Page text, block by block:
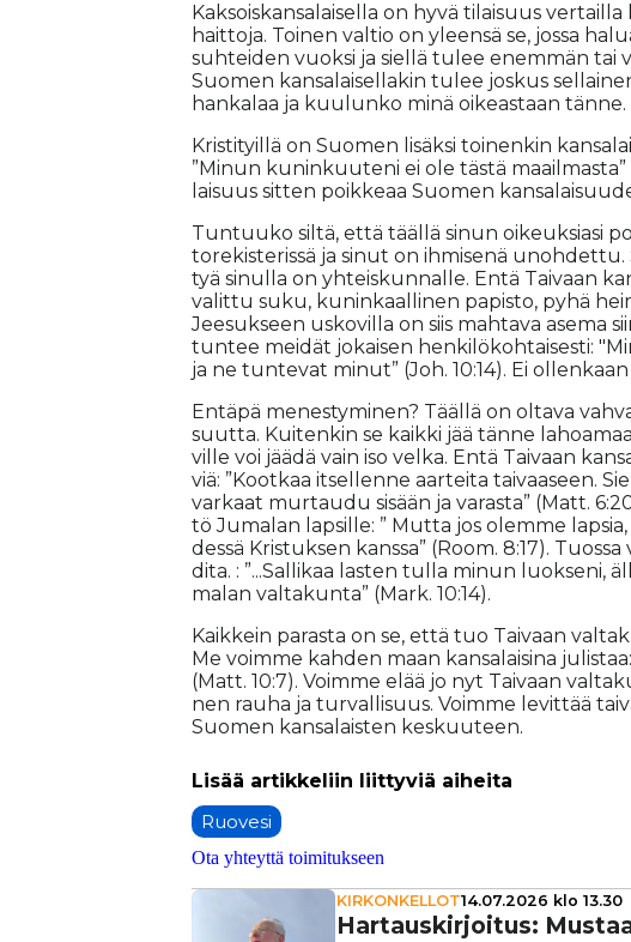
Kak­sois­kan­sa­lai­sel­la on hyvä ti­lai­suus
hait­to­ja. Toi­nen val­tio on yleen­sä se, jos­sa
suh­tei­den vuok­si ja siel­lä tu­lee enem­män tai
Suo­men kan­sa­lai­sel­la­kin tu­lee jos­kus
han­ka­laa ja kuu­lun­ko minä oi­ke­as­taan tän­ne.
Kris­ti­tyil­lä on Suo­men li­säk­si toi­nen­kin
”Mi­nun ku­nin­kuu­te­ni ei ole täs­tä
lai­suus sit­ten poik­ke­aa Suo­men
Tun­tuu­ko sil­tä, et­tä tääl­lä si­nun oi­keuk­si­a­si
to­re­kis­te­ris­sä ja si­nut on ih­mi­se­nä
tyä si­nul­la on yh­teis­kun­nal­le. En­tä Tai­vaan
va­lit­tu suku, ku­nin­kaal­li­nen pa­pis­to, pyhä
Jee­suk­seen us­ko­vil­la on siis mah­ta­va ase­ma
tun­tee mei­dät jo­kai­sen hen­ki­lö­koh­tai­ses­ti:
ja ne tun­te­vat mi­nut” (Joh. 10:14). Ei
En­tä­pä me­nes­ty­mi­nen? Tääl­lä on ol­ta­va
suut­ta. Kui­ten­kin se kaik­ki jää tän­ne
vil­le voi jää­dä vain iso vel­ka. En­tä Tai­vaan
viä: ”Koot­kaa it­sel­len­ne aar­tei­ta tai­vaa­seen.
var­kaat mur­tau­du si­sään ja va­ras­ta” (Matt.
tö Ju­ma­lan lap­sil­le: ” Mut­ta jos olem­me
des­sä Kris­tuk­sen kans­sa” (Room. 8:17).
di­ta. : ”...Sal­li­kaa las­ten tul­la mi­nun luok­se­ni,
ma­lan val­ta­kun­ta” (Mark. 10:14).
Kaik­kein pa­ras­ta on se, et­tä tuo Tai­vaan
Me voim­me kah­den maan kan­sa­lai­si­na
(Matt. 10:7). Voim­me elää jo nyt Tai­vaan
nen rau­ha ja tur­val­li­suus. Voim­me le­vit­tää
Suo­men kan­sa­lais­ten kes­kuu­teen.
Ruovesi
Ota yhteyttä toimitukseen
KIRKONKELLOT14.07.2026 klo 13.30
Har­taus­kir­joi­tus: